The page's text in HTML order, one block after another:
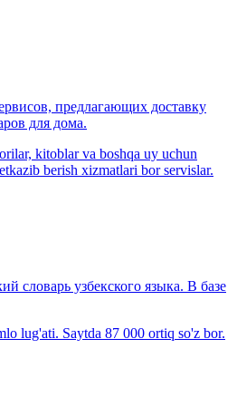
предлагающих доставку
для дома.
kitoblar va boshqa uy uchun
berish xizmatlari bor servislar.
словарь узбекского языка. В базе
lug'ati. Saytda 87 000 ortiq so'z bor.